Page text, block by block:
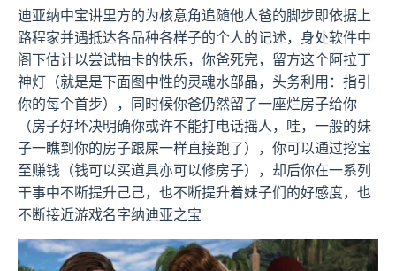
迪亚纳中宝讲里方的为核意角追随他人爸的脚步即依据上
路程家并遇抵达各品种各样子的个人的记述，身处软件中
阁下估计以尝试抽卡的快乐，你爸死完，留方这个阿拉丁
神灯（就是是下面图中性的灵魂水部晶，头务利用：指引
你的每个首步），同时候你爸仍然留了一座烂房子给你
（房子好坏决明确你或许不能打电话摇人，哇，一般的妹
子一瞧到你的房子跟屎一样直接跑了），你可以通过挖宝
至赚钱（钱可以买道具亦可以修房子），却后你在一系列
干事中不断提升己己，也不断提升着妹子们的好感度，也
不断接近游戏名字纳迪亚之宝